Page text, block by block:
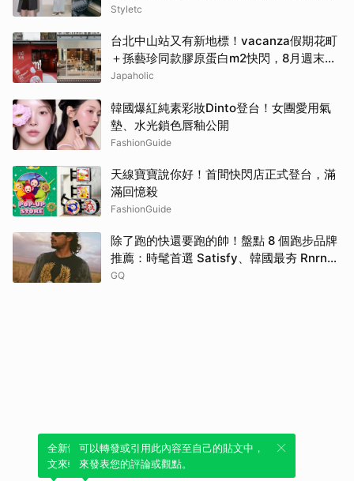
感」穿成日常
Styletc
台北中山站又有新地標！vacanza假期花町
＋孫藝珍同款膠原蛋白m2快閃，8月週末必
逛這2大爆款景點
Japaholic
韓國爆紅純素彩妝Dinto登台！女團愛用氣
墊、水光鎖色唇釉公開
FashionGuide
天線寶寶說你好！首間快閃店正式登台，滿
滿回憶殺
FashionGuide
除了跑的快還要跑的帥！盤點 8 個跑步品牌
推薦：時髦首選 Satisfy、韓國最夯 Rnrn
全都要擁有！
GQ
全新體驗！一鍵引用此內容，透過發布貼
文來輕鬆表達個人立場。
可以轉發或引用此內容至自己的貼文中，
來發表您的評論或觀點。